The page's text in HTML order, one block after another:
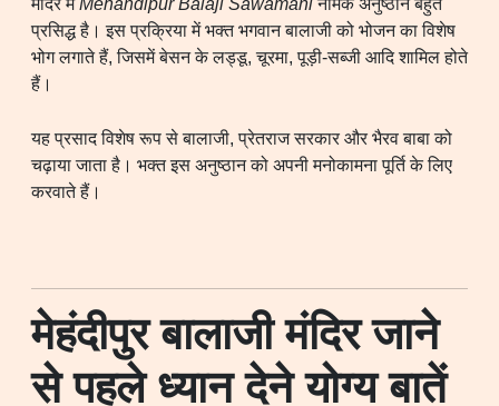
प्रसिद्ध है। इस प्रक्रिया में भक्त भगवान बालाजी को भोजन का विशेष
भोग लगाते हैं, जिसमें बेसन के लड्डू, चूरमा, पूड़ी-सब्जी आदि शामिल होते
हैं।
यह प्रसाद विशेष रूप से बालाजी, प्रेतराज सरकार और भैरव बाबा को
चढ़ाया जाता है। भक्त इस अनुष्ठान को अपनी मनोकामना पूर्ति के लिए
करवाते हैं।
मेहंदीपुर बालाजी मंदिर जाने
से पहले ध्यान देने योग्य बातें